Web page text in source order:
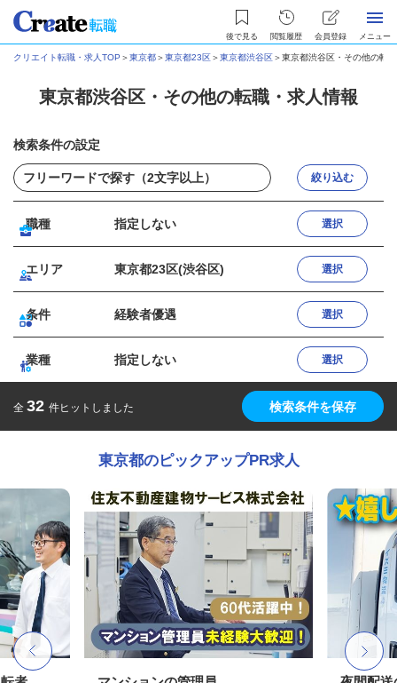
後で見る 閲覧履歴 会員登録 メニュー
クリエイト転職・求人TOP ＞東京都＞東京都23区＞東京都渋谷区＞東京都渋谷区・その他の転
東京都渋谷区・その他の転職・求人情報
検索条件の設定
絞り込む
職種 指定しない 選択
エリア 東京都23区(渋谷区) 選択
条件 経験者優遇 選択
業種 指定しない 選択
全 32 件ヒットしました 検索条件を保存
東京都のピックアップPR求人